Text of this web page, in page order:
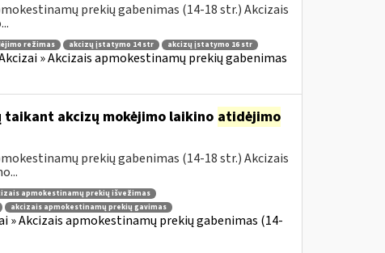
prekių gabenimas (14-18 str.) Akcizais
režimas akcizų įstatymo 14 str
akcizų įstatymo 16 str
» Akcizais apmokestinamų prekių gabenimas
akcizų mokėjimo laikino atidėjimo
prekių gabenimas (14-18 str.) Akcizais
apmokestinamų prekių išvežimas
akcizais apmokestinamų prekių gavimas
» Akcizais apmokestinamų prekių gabenimas (14-